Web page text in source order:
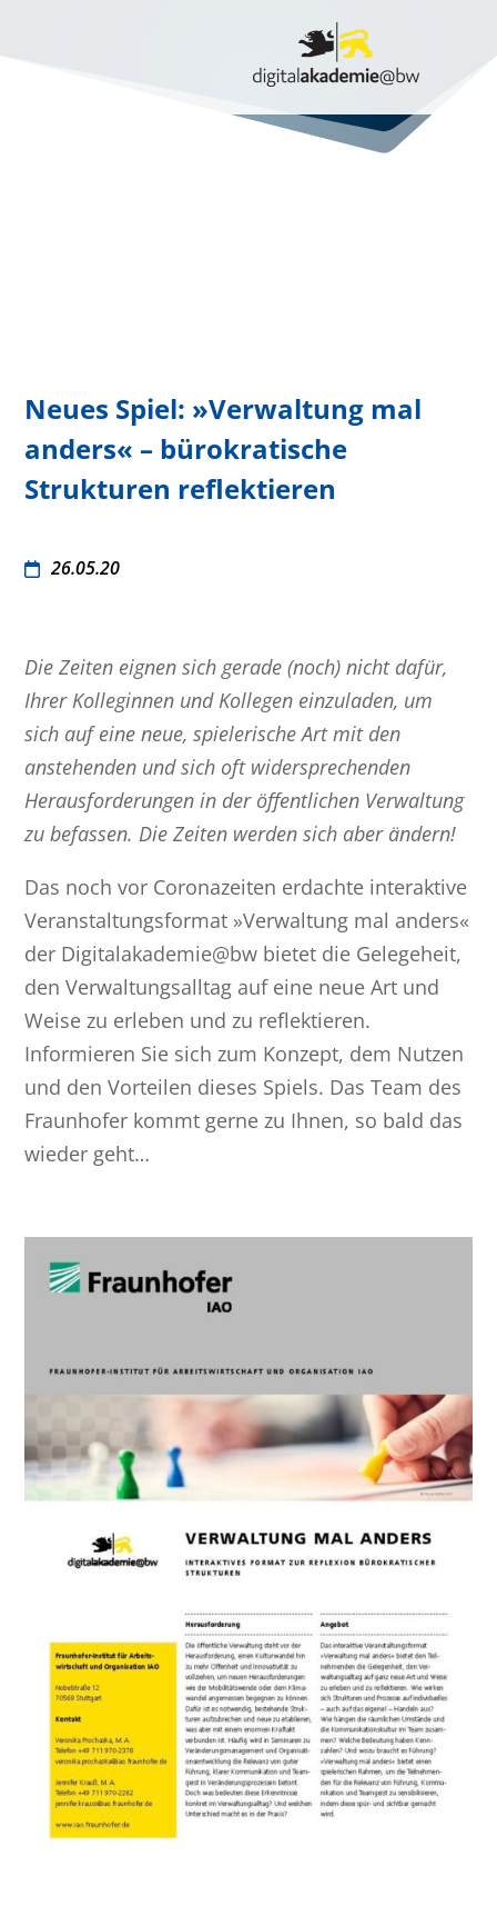
Neues Spiel: »Verwaltung mal
anders« – bürokratische
Strukturen reflektieren
26.05.20
Die Zeiten eignen sich gerade (noch) nicht dafür,
Ihrer Kolleginnen und Kollegen einzuladen, um
sich auf eine neue, spielerische Art mit den
anstehenden und sich oft widersprechenden
Herausforderungen in der öffentlichen Verwaltung
zu befassen. Die Zeiten werden sich aber ändern!
Das noch vor Coronazeiten erdachte interaktive
Veranstaltungsformat »Verwaltung mal anders«
der Digitalakademie@bw bietet die Gelegeheit,
den Verwaltungsalltag auf eine neue Art und
Weise zu erleben und zu reflektieren.
Informieren Sie sich zum Konzept, dem Nutzen
und den Vorteilen dieses Spiels. Das Team des
Fraunhofer kommt gerne zu Ihnen, so bald das
wieder geht…